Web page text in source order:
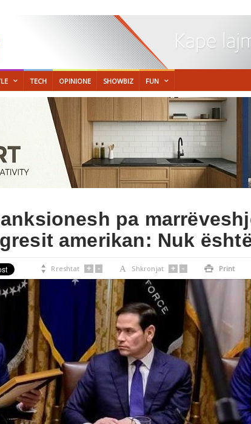
TECH OPINIONE SHOWBIZ FUN
pa
amerikan: Nuk
 Rreshtat + - A Shkronjat + -  Print